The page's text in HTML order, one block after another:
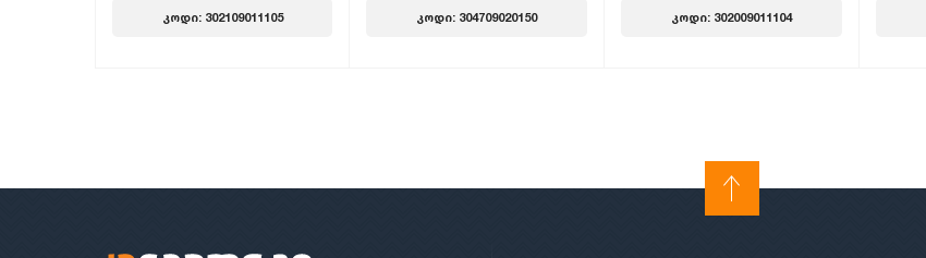
კოდი: 302109011105 კოდი: 304709020150 კოდი: 302009011104